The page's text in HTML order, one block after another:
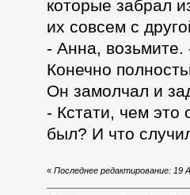
которые забрал
их совсем с
- Анна, возьмите.
Конечно
Он замолчал и
- Кстати, чем это
был? И что
« Последнее редактирование: 19